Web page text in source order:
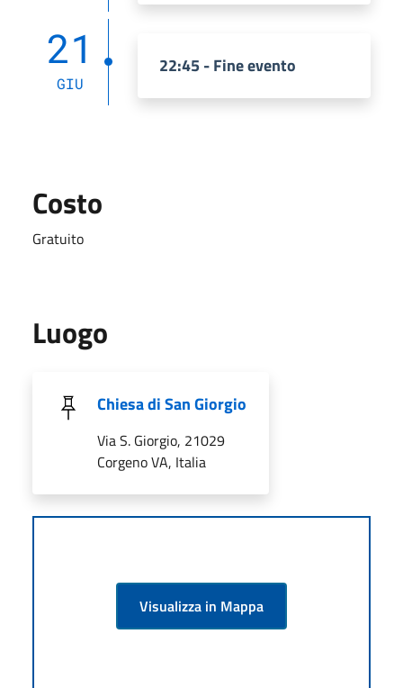
21
GIU
22:45 - Fine evento
Costo
Gratuito
Luogo
Chiesa di San Giorgio
Via S. Giorgio, 21029
Corgeno VA, Italia
Visualizza in Mappa